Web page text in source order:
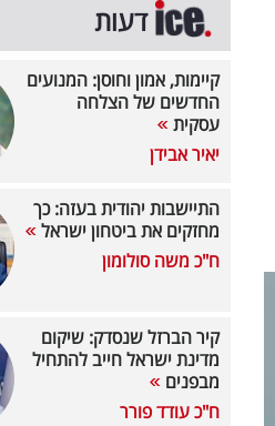
דעות
קיימות, אמון וחוסן: המנועים
החדשים של הצלחה
עסקית
יאיר אבידן
התיישבות יהודית בעזה: כך
מחזקים את ביטחון ישראל
ח"כ משה סולומון
קיר הברזל שנסדק: שיקום
מדינת ישראל חייב להתחיל
מבפנים
ח"כ עודד פורר